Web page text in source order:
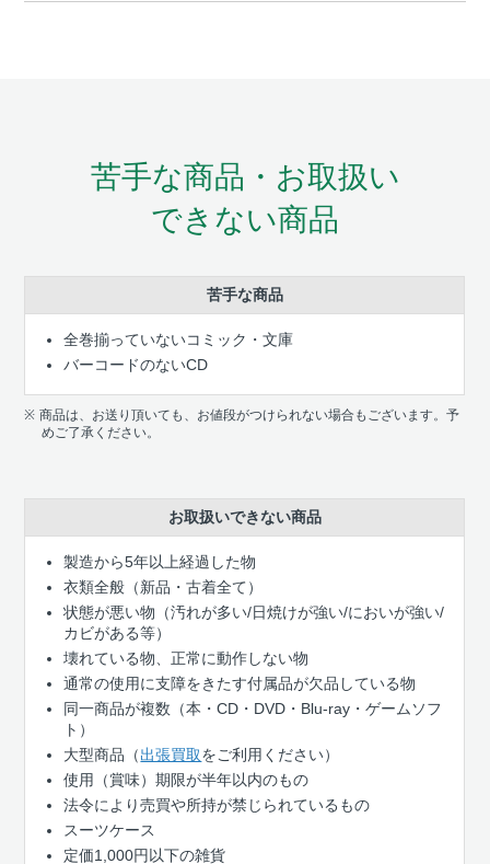
苦手な商品・お取扱い
できない商品
苦手な商品
全巻揃っていないコミック・文庫
バーコードのないCD
商品は、お送り頂いても、お値段がつけられない場合もございます。予
めご了承ください。
お取扱いできない商品
製造から5年以上経過した物
衣類全般（新品・古着全て）
状態が悪い物（汚れが多い/日焼けが強い/においが強い/
カビがある等）
壊れている物、正常に動作しない物
通常の使用に支障をきたす付属品が欠品している物
同一商品が複数（本・CD・DVD・Blu-ray・ゲームソフ
ト）
大型商品（出張買取をご利用ください）
使用（賞味）期限が半年以内のもの
法令により売買や所持が禁じられているもの
スーツケース
定価1,000円以下の雑貨